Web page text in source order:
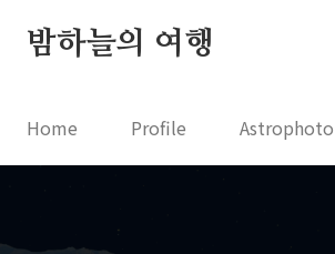
밤하늘의 여행
Home Profile Astrophoto